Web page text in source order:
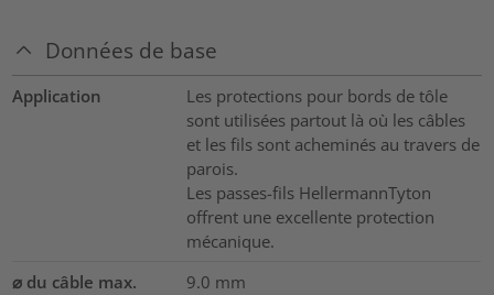
Données de base
Application
Les protections pour bords de tôle
sont utilisées partout là où les câbles
et les fils sont acheminés au travers de
parois.
Les passes-fils HellermannTyton
offrent une excellente protection
mécanique.
⌀ du câble max.
9.0 mm